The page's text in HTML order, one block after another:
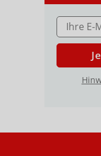
E-MAIL